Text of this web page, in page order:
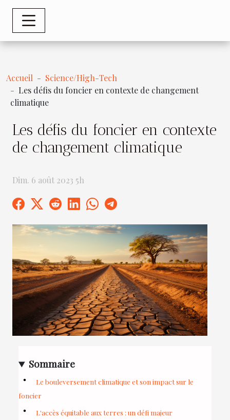
Accueil
Science/High-Tech
Les défis du foncier en contexte de changement
climatique
Les défis du foncier en contexte
de changement climatique
Dim. 6 août 2023 5h
Sommaire
Le bouleversement climatique et son impact sur le
foncier
L'accès équitable aux terres : un défi majeur